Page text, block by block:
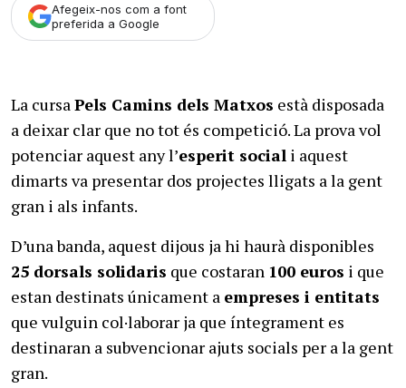
Afegeix-nos com a font
preferida a Google
La cursa Pels Camins dels Matxos està disposada
a deixar clar que no tot és competició. La prova vol
potenciar aquest any l’esperit social i aquest
dimarts va presentar dos projectes lligats a la gent
gran i als infants.
D’una banda, aquest dijous ja hi haurà disponibles
25 dorsals solidaris que costaran 100 euros i que
estan destinats únicament a empreses i entitats
que vulguin col·laborar ja que íntegrament es
destinaran a subvencionar ajuts socials per a la gent
gran.